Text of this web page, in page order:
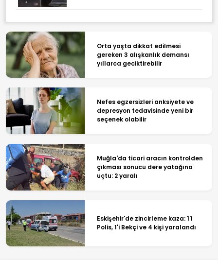
Orta yaşta dikkat edilmesi
gereken 3 alışkanlık demansı
yıllarca geciktirebilir
Nefes egzersizleri anksiyete ve
depresyon tedavisinde yeni bir
seçenek olabilir
Muğla'da ticari aracın kontrolden
çıkması sonucu dere yatağına
uçtu: 2 yaralı
Eskişehir'de zincirleme kaza: 1'i
Polis, 1'i Bekçi ve 4 kişi yaralandı